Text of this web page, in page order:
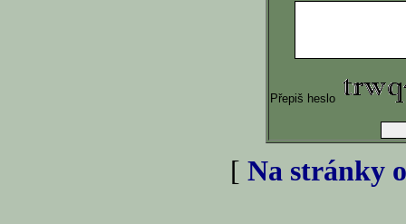
Přepiš heslo
[ Na stránky